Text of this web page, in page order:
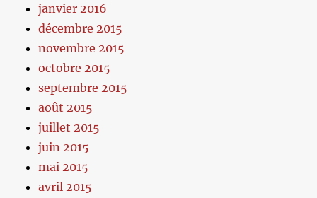
janvier 2016
décembre 2015
novembre 2015
octobre 2015
septembre 2015
août 2015
juillet 2015
juin 2015
mai 2015
avril 2015